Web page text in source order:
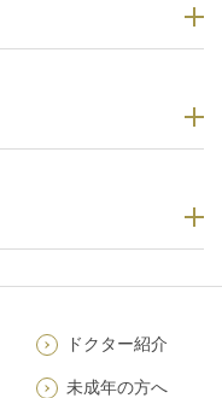
ドクター紹介
未成年の方へ